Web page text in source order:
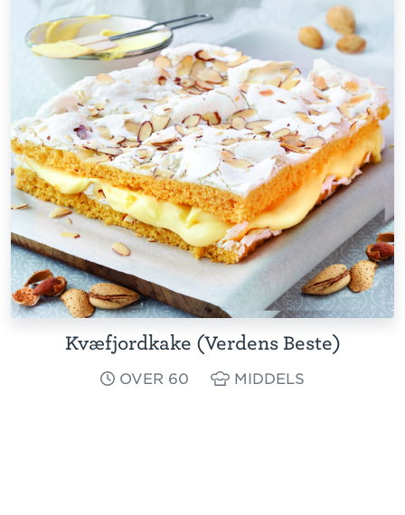
Kvæfjordkake (Verdens Beste)
OVER 60 MIDDELS